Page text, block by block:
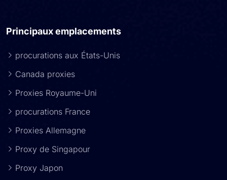
Principaux emplacements
procurations aux États-Unis
Canada proxies
Proxies Royaume-Uni
procurations France
Proxies Allemagne
Proxy de Singapour
Proxy Japon